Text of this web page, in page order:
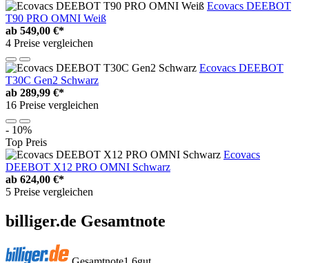
Ecovacs DEEBOT
T90 PRO OMNI Weiß
ab 549,00 €*
4 Preise vergleichen
Ecovacs DEEBOT
T30C Gen2 Schwarz
ab 289,99 €*
16 Preise vergleichen
- 10%
Top Preis
Ecovacs
DEEBOT X12 PRO OMNI Schwarz
ab 624,00 €*
5 Preise vergleichen
billiger.de Gesamtnote